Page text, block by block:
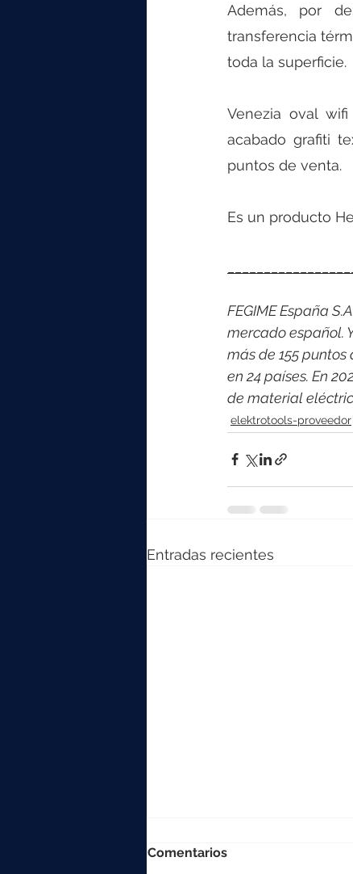
Además, por
transferencia
toda la superficie.
Venezia oval
acabado grafiti
puntos de venta.
Es un producto
FEGIME España
mercado español.
más de 155
en 24 países. En
de material
elektrotools-proveedor
Entradas recientes
Comentarios